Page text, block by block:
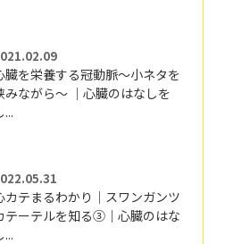
臓を栄養する冠動脈～小ネタを
みながら～ ｜心臓のはなしを
...
カテまるわかり｜スワンガンツ
テーテルを知る③｜心臓のはな
...